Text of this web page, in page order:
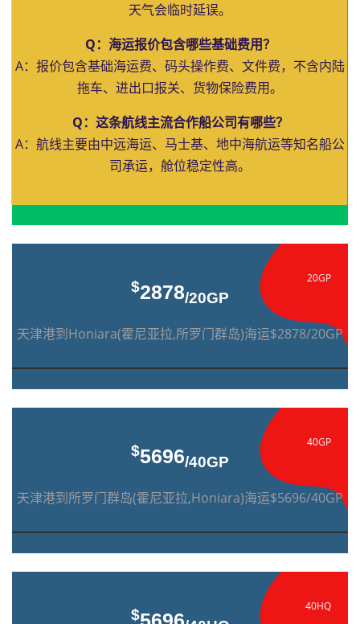
天气会临时延误。
Q：海运报价包含哪些基础费用？
A：报价包含基础海运费、码头操作费、文件费，不含内陆
拖车、进出口报关、货物保险费用。
Q：这条航线主流合作船公司有哪些？
A：航线主要由中远海运、马士基、地中海航运等知名船公
司承运，舱位稳定性高。
20GP
$2878/20GP
天津港到Honiara(霍尼亚拉,所罗门群岛)海运$2878/20GP
40GP
$5696/40GP
天津港到所罗门群岛(霍尼亚拉,Honiara)海运$5696/40GP
40HQ
$